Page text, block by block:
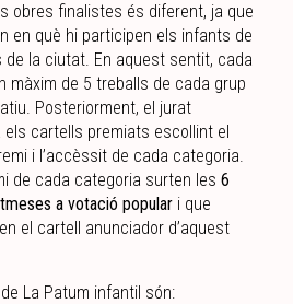
obres finalistes és diferent, ja que
en què hi participen els infants de
la ciutat. En aquest sentit, cada
màxim de 5 treballs de cada grup
Posteriorment, el jurat
cartells premiats escollint el
i l’accèssit de cada categoria.
de cada categoria surten les6
a votació popular i que
el cartell anunciador d’aquest
La Patum infantil són: